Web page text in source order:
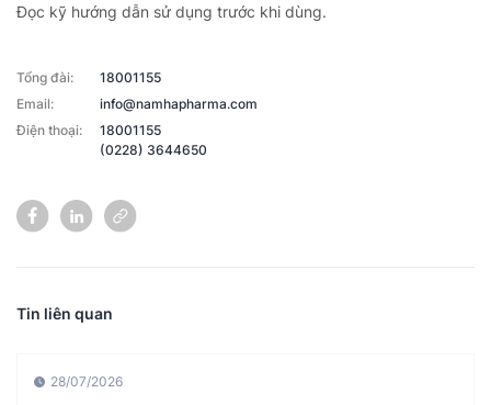
Đọc kỹ hướng dẫn sử dụng trước khi dùng.
Tổng đài:
18001155
Email:
info@namhapharma.com
Điện thoại:
18001155
(0228) 3644650
Tin liên quan
28/07/2026